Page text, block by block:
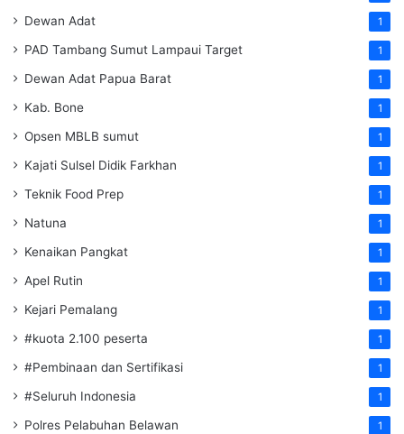
Dewan Adat 1
PAD Tambang Sumut Lampaui Target 1
Dewan Adat Papua Barat 1
Kab. Bone 1
Opsen MBLB sumut 1
Kajati Sulsel Didik Farkhan 1
Teknik Food Prep 1
Natuna 1
Kenaikan Pangkat 1
Apel Rutin 1
Kejari Pemalang 1
#kuota 2.100 peserta 1
#Pembinaan dan Sertifikasi 1
#Seluruh Indonesia 1
Polres Pelabuhan Belawan 1